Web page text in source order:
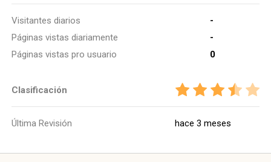
Visitantes diarios
-
Páginas vistas diariamente
-
Páginas vistas pro usuario
0
Clasificación
Última Revisión hace 3 meses